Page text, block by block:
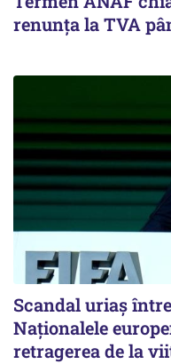
renunța la TVA
Scandal uriaş
Naţionalele
retragerea de la